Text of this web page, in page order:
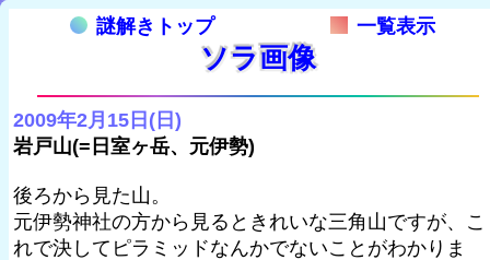
謎解きトップ 一覧表示
ソラ画像
2009年2月15日(日)
岩戸山(=日室ヶ岳、元伊勢)
後ろから見た山。
元伊勢神社の方から見るときれいな三角山ですが、こ
れで決してピラミッドなんかでないことがわかりま